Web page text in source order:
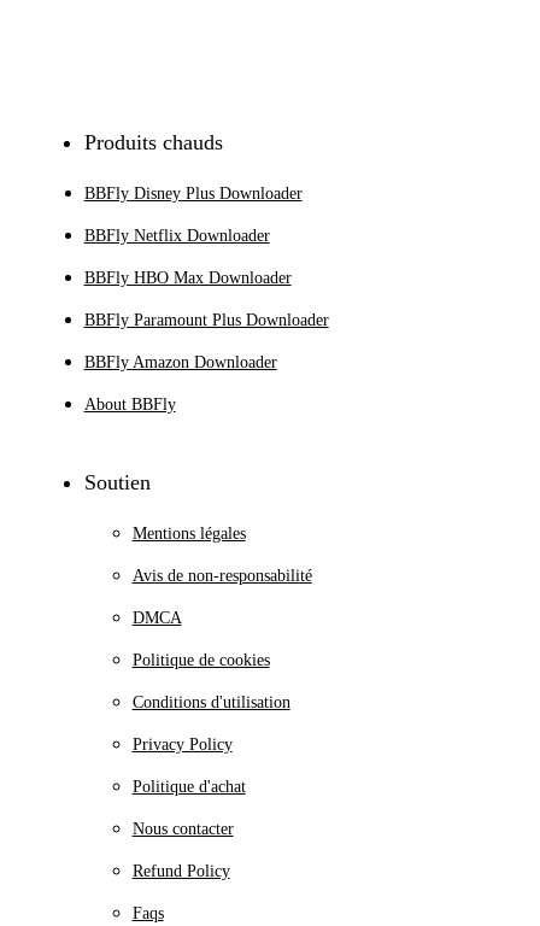
Produits chauds
BBFly Disney Plus Downloader
BBFly Netflix Downloader
BBFly HBO Max Downloader
BBFly Paramount Plus Downloader
BBFly Amazon Downloader
About BBFly
Soutien
Mentions légales
Avis de non-responsabilité
DMCA
Politique de cookies
Conditions d'utilisation
Privacy Policy
Politique d'achat
Nous contacter
Refund Policy
Faqs